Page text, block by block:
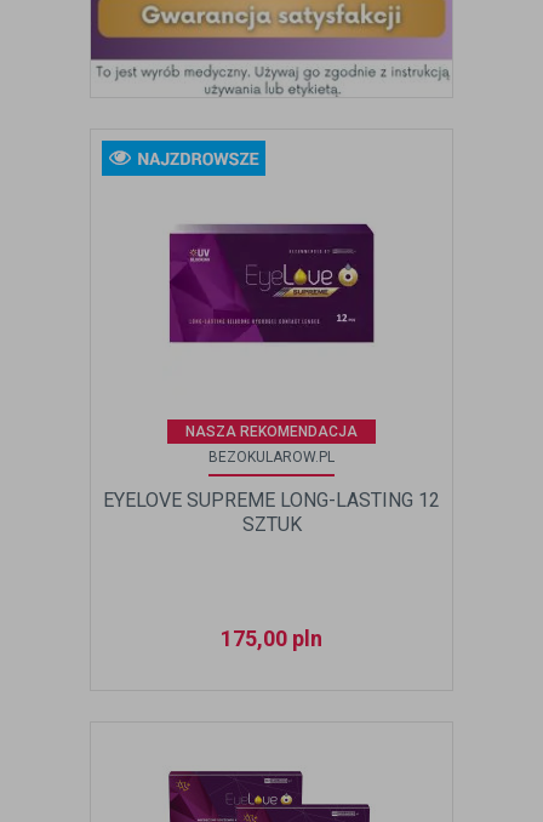
NASZA REKOMENDACJA
BEZOKULAROW.PL
EYELOVE SUPREME LONG-LASTING 12
SZTUK
175,00 pln